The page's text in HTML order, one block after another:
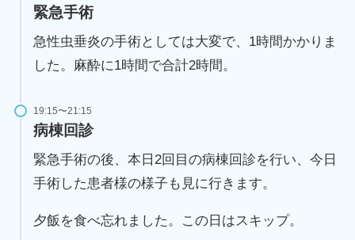
緊急手術
急性虫垂炎の手術としては大変で、1時間かかりま
した。麻酔に1時間で合計2時間。
19:15〜21:15
病棟回診
緊急手術の後、本日2回目の病棟回診を行い、今日
手術した患者様の様子も見に行きます。
夕飯を食べ忘れました。この日はスキップ。